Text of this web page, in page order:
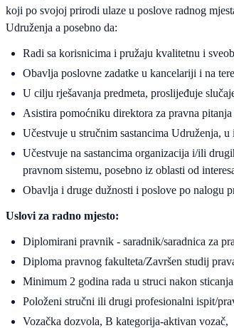
koji po svojoj prirodi ulaze u poslove radnog
Udruženja a posebno da:
Radi sa korisnicima i pružaju kvalitetnu i
Obavlja poslovne zadatke u kancelariji i na
U cilju rješavanja predmeta, proslijeđuje
Asistira pomoćniku direktora za pravna
Učestvuje u stručnim sastancima Udruženja,
Učestvuje na sastancima organizacija i/ili
pravnom sistemu, posebno iz oblasti od
Obavlja i druge dužnosti i poslove po nalogu
Uslovi za radno mjesto:
Diplomirani pravnik - saradnik/saradnica za
Diploma pravnog fakulteta/Završen studij
Minimum 2 godina rada u struci nakon
Položeni stručni ili drugi profesionalni ispit/
Vozačka dozvola, B kategorija-aktivan vozač,